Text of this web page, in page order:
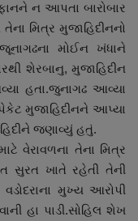
ન આપતા બારોબાર
મિત્ર મુજાહિદીનનો
મોઈન ખંધાને
શેરબાનુ, મુજાહિદીન
હતા.જુનાગઢ આવ્યા
મુજાહિદીનને આપ્યા
જણાવ્યું હતું.
વેરાવળના તેના મિત્ર
સુરત ખાતે રહેતી તેની
મુખ્ય આરોપી
હા પાડી.સોહિલ શેખ